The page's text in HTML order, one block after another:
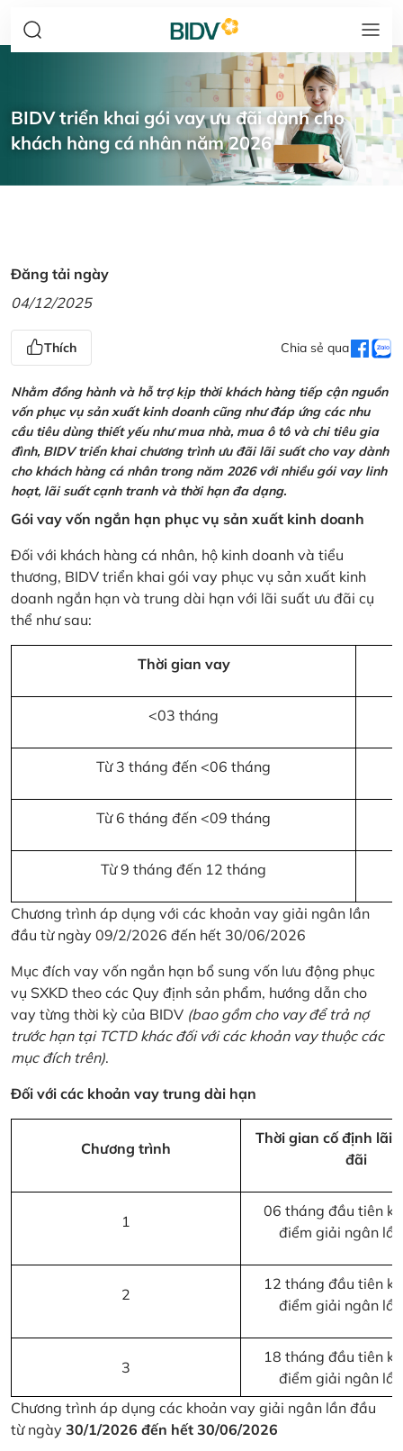
BIDV triển khai gói vay ưu đãi dành cho
khách hàng cá nhân năm 2026
Đăng tải ngày
04/12/2025
Thích Chia sẻ qua
Nhằm đồng hành và hỗ trợ kịp thời khách hàng tiếp cận nguồn
vốn phục vụ sản xuất kinh doanh cũng như đáp ứng các nhu
cầu tiêu dùng thiết yếu như mua nhà, mua ô tô và chi tiêu gia
đình, BIDV triển khai chương trình ưu đãi lãi suất cho vay dành
cho khách hàng cá nhân trong năm 2026 với nhiều gói vay linh
hoạt, lãi suất cạnh tranh và thời hạn đa dạng.
Gói vay vốn ngắn hạn phục vụ sản xuất kinh doanh
Đối với khách hàng cá nhân, hộ kinh doanh và tiểu
thương, BIDV triển khai gói vay phục vụ sản xuất kinh
doanh ngắn hạn và trung dài hạn với lãi suất ưu đãi cụ
thể như sau:
Thời gian vay
<03 tháng
Từ 3 tháng đến <06 tháng
Từ 6 tháng đến <09 tháng
Từ 9 tháng đến 12 tháng
Chương trình áp dụng với các khoản vay giải ngân lần
đầu từ ngày 09/2/2026 đến hết 30/06/2026
Mục đích vay vốn ngắn hạn bổ sung vốn lưu động phục
vụ SXKD theo các Quy định sản phẩm, hướng dẫn cho
vay từng thời kỳ của BIDV (bao gồm cho vay để trả nợ
trước hạn tại TCTD khác đối với các khoản vay thuộc các
mục đích trên).
Đối với các khoản vay trung dài hạn
Chương trình
Thời gian cố định lãi
đãi
1
06 tháng đầu tiên
điểm giải ngân
2
12 tháng đầu tiên
điểm giải ngân
3
18 tháng đầu tiên
điểm giải ngân
Chương trình áp dụng các khoản vay giải ngân lần đầu
từ ngày 30/1/2026 đến hết 30/06/2026